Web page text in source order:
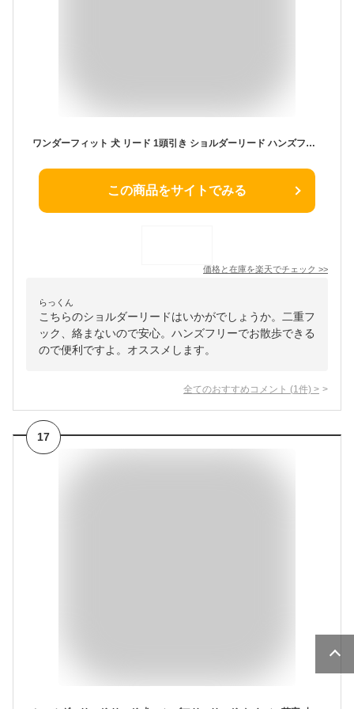
ワンダーフィット 犬 リード 1頭引き ショルダーリード ハンズフリーリード ダブルリード ナスカン 二重フック 絡まない 持ち手 痛くない 肩掛け たすき掛け 多機能 犬用リード 小型犬 中型犬 ハンズフリー ショルダー 日本製 ＜ショルダー1頭引＞
この商品をサイトでみる
価格と在庫を楽天でチェック >>
らっくん
こちらのショルダーリードはいかがでしょうか。二重フ
ック、絡まないので安心。ハンズフリーでお散歩できる
ので便利ですよ。オススメします。
全てのおすすめコメント (1 件) >
17